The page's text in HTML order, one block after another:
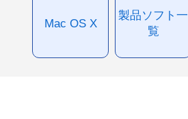
Mac OS X
製品ソフト一
覧